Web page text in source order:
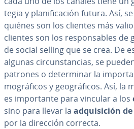
te­gia y pla­ni­fi­ca­ción futura. Así,
quiénes son los clientes más
clientes son los re­s­po­n­sa­bles de
de social selling que se crea. De
algunas ci­r­cu­n­s­ta­n­cias, se
patrones o de­te­r­mi­nar la
mo­grá­fi­cos y geo­grá­fi­cos. Así, la
es im­po­r­ta­n­te para vincular a los
sino para llevar la ad­qui­si­ción
por la dirección correcta.